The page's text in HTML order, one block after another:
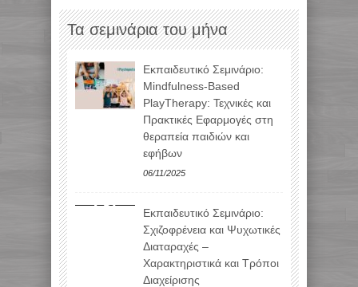
Τα σεμινάρια του μήνα
Εκπαιδευτικό Σεμινάριο:
Mindfulness-Based
PlayTherapy: Τεχνικές και
Πρακτικές Εφαρμογές στη
θεραπεία παιδιών και
εφήβων
06/11/2025
Εκπαιδευτικό Σεμινάριο:
Σχιζοφρένεια και Ψυχωτικές
Διαταραχές –
Χαρακτηριστικά και Τρόποι
Διαχείρισης